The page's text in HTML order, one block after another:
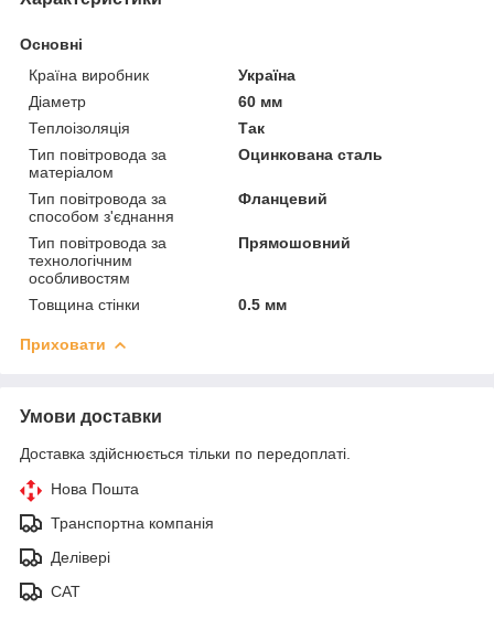
Основні
Країна виробник
Україна
Діаметр
60 мм
Теплоізоляція
Так
Тип повітровода за
матеріалом
Оцинкована сталь
Тип повітровода за
способом з'єднання
Фланцевий
Тип повітровода за
технологічним
особливостям
Прямошовний
Товщина стінки 0.5 мм
Приховати
Умови доставки
Доставка здійснюється тільки по передоплаті.
Нова Пошта
Транспортна компанія
Делівері
САТ